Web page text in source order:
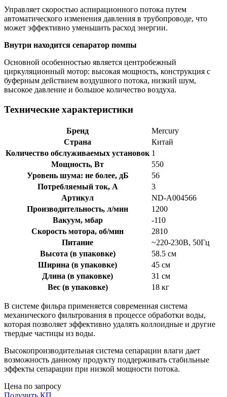
Управляет скоростью аспирационного потока путем
автоматического изменения давления в трубопроводе, что
может эффективно уменьшить расход энергии.
Внутри находится сепаратор помпы
Основной особенностью является центробежный
циркуляционный мотор: высокая мощность, конструкция с
буферным действием воздушного потока, низкий шум,
высокое давление и большое количество воздуха.
Технические характеристики
Бренд
Mercury
Страна
Китай
Количество обслуживаемых установок 1
Мощность, Вт
550
Уровень шума: не более, дБ
56
Потребляемый ток, А
3
Артикул
ND-A004566
Производительность, л/мин
1200
Вакуум, мбар
-110
Скорость мотора, об/мин
2810
Питание
~220-230В, 50Гц
Высота (в упаковке)
58.5 см
Ширина (в упаковке)
45 см
Длина (в упаковке)
31 см
Вес (в упаковке)
18 кг
В системе фильра применяется современная система
механического фильтрования в процессе обработки воды,
которая позволяет эффективно удалять коллоидные и другие
твердые частицы из воды.
Высокопроизводительная система сепарации влаги дает
возможность данному продукту поддерживать стабильные
эффекты сепарации при низкой мощности потока.
Цена по запросу
Получить КП